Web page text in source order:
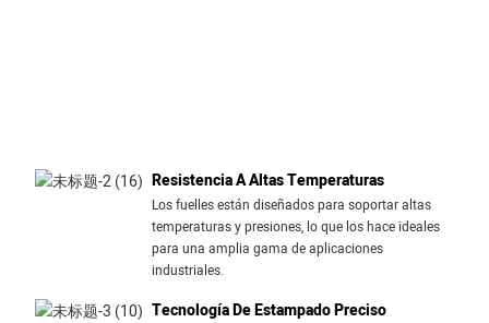
Resistencia A Altas Temperaturas
Los fuelles están diseñados para soportar altas
temperaturas y presiones, lo que los hace ideales
para una amplia gama de aplicaciones
industriales.
Tecnología De Estampado Preciso